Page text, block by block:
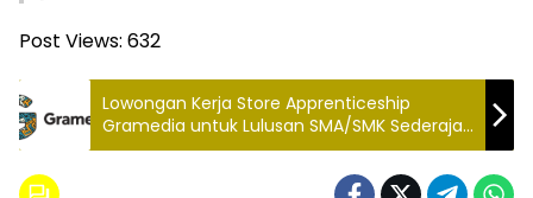
Post Views: 632
Lowongan Kerja Store Apprenticeship
Gramedia untuk Lulusan SMA/SMK Sederajat
Terbaru 2026